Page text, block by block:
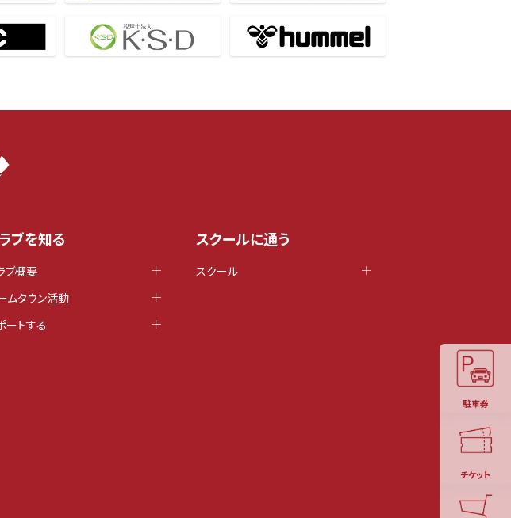
駐車券
チケット
ブを知る
ブ概要
ムタウン活動
ートする
スクールに通う
スクール